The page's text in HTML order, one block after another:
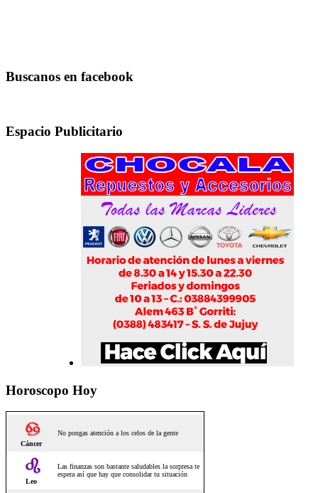
Buscanos en facebook
Espacio Publicitario
Horoscopo Hoy